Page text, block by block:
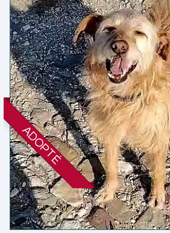
ADOPTÉ